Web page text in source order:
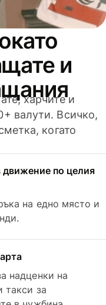
и
харчите и
валути. Всичко,
когато
движение по целия
на едно място и
надценки на
такси за